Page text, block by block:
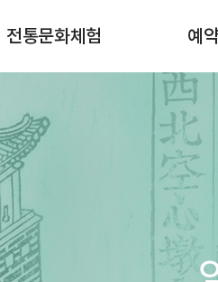
전통문화체험
옛날책 만들기
개인맞춤형체험
예
월별스
예약 및
예약방법